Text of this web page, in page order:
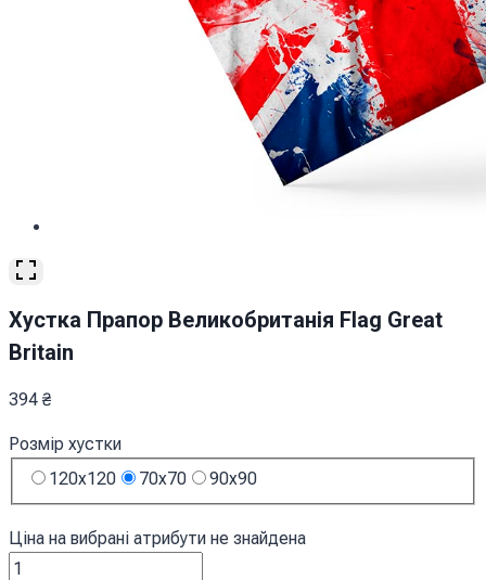
Хустка Прапор Великобританія Flag Great
Britain
394 ₴
Розмір хустки
120x120
70x70 90x90
Ціна на вибрані атрибути не знайдена
Хустка